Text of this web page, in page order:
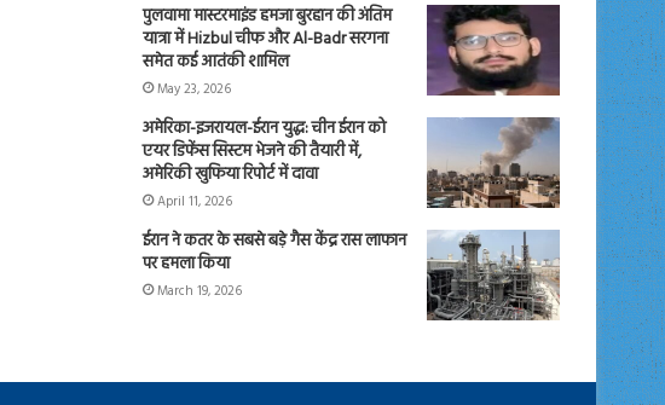
पुलवामा मास्टरमाइंड हमजा बुरहान की अंतिम
यात्रा में Hizbul चीफ और Al-Badr सरगना
समेत कई आतंकी शामिल
May 23, 2026
अमेरिका-इजरायल-ईरान युद्ध: चीन ईरान को
एयर डिफेंस सिस्टम भेजने की तैयारी में,
अमेरिकी खुफिया रिपोर्ट में दावा
April 11, 2026
ईरान ने कतर के सबसे बड़े गैस केंद्र रास लाफान
पर हमला किया
March 19, 2026